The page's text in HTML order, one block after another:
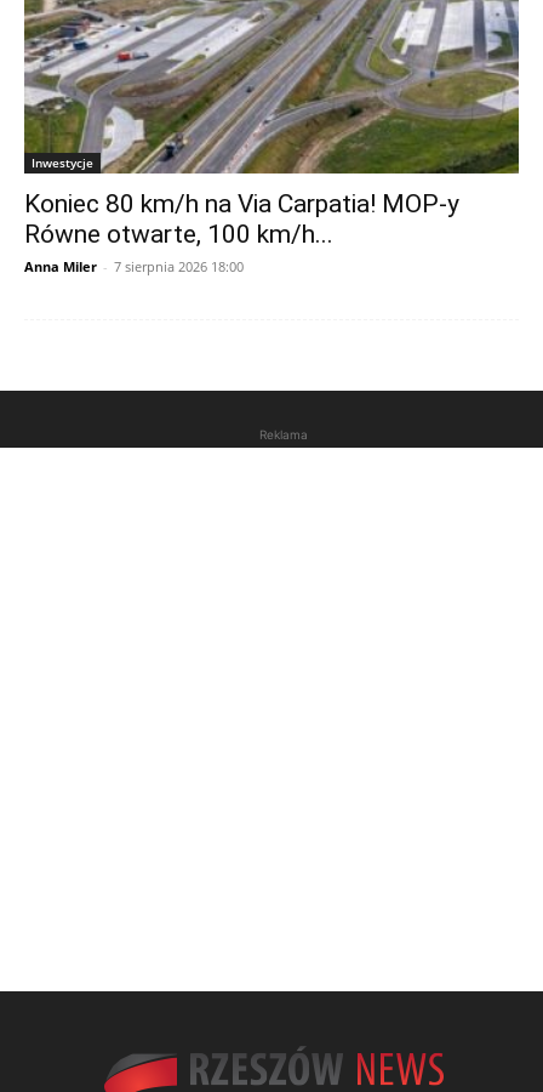
Inwestycje
Koniec 80 km/h na Via Carpatia! MOP-y
Równe otwarte, 100 km/h...
Anna Miler - 7 sierpnia 2026 18:00
Reklama